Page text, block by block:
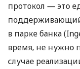
протокол — это
в парке банка
время, не нужно
случае